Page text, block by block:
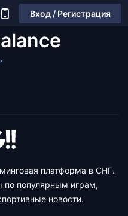
Вход / Регистрация
платформа в СНГ.
по популярным играм,
новости.